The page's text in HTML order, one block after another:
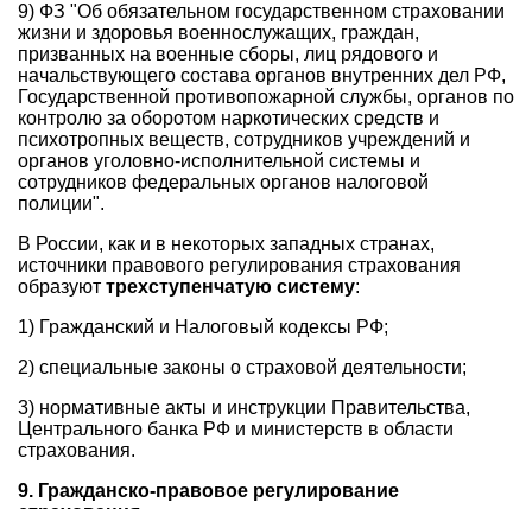
9) ФЗ "Об обязательном государственном страховании
жизни и здоровья военнослужащих, граждан,
призванных на военные сборы, лиц рядового и
начальствующего состава органов внутренних дел РФ,
Государственной противопожарной службы, органов по
контролю за оборотом наркотических средств и
психотропных веществ, сотрудников учреждений и
органов уголовно-исполнительной системы и
сотрудников федеральных органов налоговой
полиции".
В России, как и в некоторых западных странах,
источники правового регулирования страхования
образуют трехступенчатую систему:
1) Гражданский и Налоговый кодексы РФ;
2) специальные законы о страховой деятельности;
3) нормативные акты и инструкции Правительства,
Центрального банка РФ и министерств в области
страхования.
9. Гражданско-правовое регулирование